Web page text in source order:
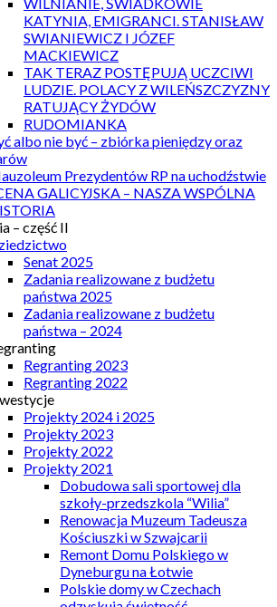
KATYNIA, EMIGRANCI. STANISŁAW
SWIANIEWICZ I JÓZEF
MACKIEWICZ
TAK TERAZ POSTĘPUJĄ UCZCIWI
LUDZIE. POLACY Z WILEŃSZCZYZNY
RATUJĄCY ŻYDÓW
RUDOMIANKA
albo nie być – zbiórka pieniędzy oraz
Prezydentów RP na uchodźstwie
GALICYJSKA – NASZA WSPÓLNA
– część II
Senat 2025
Zadania realizowane z budżetu
państwa 2025
Zadania realizowane z budżetu
państwa – 2024
Regranting 2023
Regranting 2022
Projekty 2024 i 2025
Projekty 2023
Projekty 2022
Projekty 2021
Dobudowa sali sportowej dla
szkoły-przedszkola “Wilia”
Renowacja Muzeum Tadeusza
Kościuszki w Szwajcarii
Remont Domu Polskiego w
Dyneburgu na Łotwie
Polskie domy w Czechach